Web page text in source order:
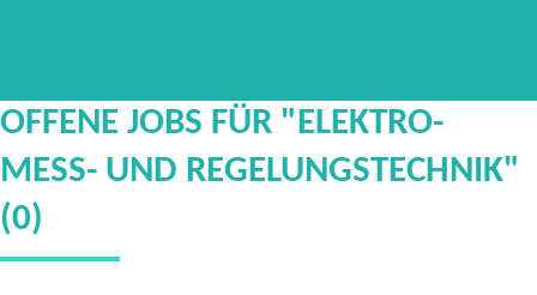
OFFENE JOBS FÜR "ELEKTRO-
MESS- UND REGELUNGSTECHNIK"
(0)